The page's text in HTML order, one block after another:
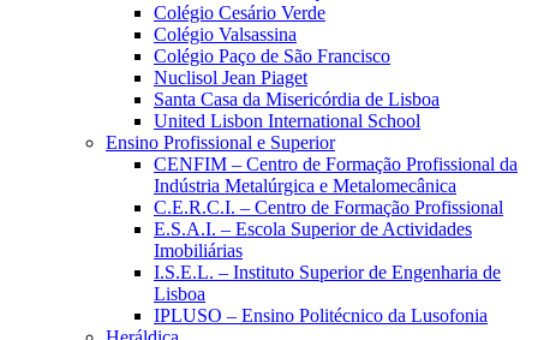
Colégio Cesário Verde
Colégio Valsassina
Colégio Paço de São Francisco
Nuclisol Jean Piaget
Santa Casa da Misericórdia de Lisboa
United Lisbon International School
Ensino Profissional e Superior
CENFIM – Centro de Formação Profissional da
Indústria Metalúrgica e Metalomecânica
C.E.R.C.I. – Centro de Formação Profissional
E.S.A.I. – Escola Superior de Actividades
Imobiliárias
I.S.E.L. – Instituto Superior de Engenharia de
Lisboa
IPLUSO – Ensino Politécnico da Lusofonia